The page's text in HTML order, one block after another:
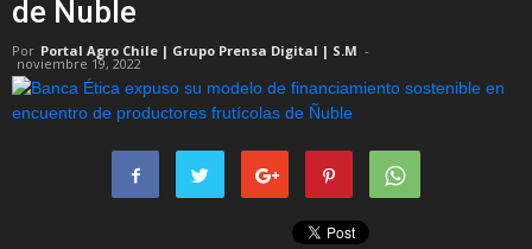
de Ñuble
Por Portal Agro Chile | Grupo Prensa Digital | S.M -
noviembre 19, 2022